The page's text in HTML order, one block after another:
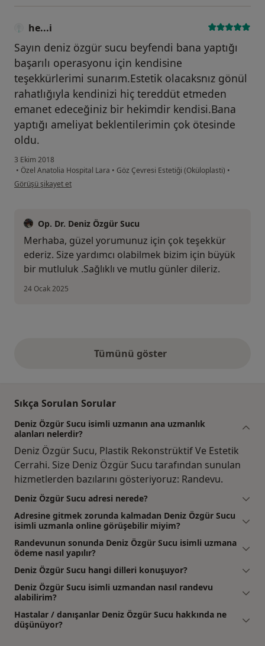
he...i
Sayın deniz özgür sucu beyfendi bana yaptığı
başarılı operasyonu için kendisine
teşekkürlerimi sunarım.Estetik olacaksnız gönül
rahatlığıyla kendinizi hiç tereddüt etmeden
emanet edeceğiniz bir hekimdir kendisi.Bana
yaptığı ameliyat beklentilerimin çok ötesinde
oldu.
3 Ekim 2018
• Özel Anatolia Hospital Lara • Göz Çevresi Estetiği (Oküloplasti) •
kullanıcının görüşüne göre he...i
Görüşü şikayet et
Op. Dr. Deniz Özgür Sucu
Merhaba, güzel yorumunuz için çok teşekkür
ederiz. Size yardımcı olabilmek bizim için büyük
bir mutluluk .Sağlıklı ve mutlu günler dileriz.
24 Ocak 2025
Tümünü gösteryukarıdaki görüşler
Sıkça Sorulan Sorular
Deniz Özgür Sucu isimli uzmanın ana uzmanlık
alanları nelerdir?
Deniz Özgür Sucu, Plastik Rekonstrüktif Ve Estetik
Cerrahi. Size Deniz Özgür Sucu tarafından sunulan
hizmetlerden bazılarını gösteriyoruz: Randevu.
Deniz Özgür Sucu adresi nerede?
Adresine gitmek zorunda kalmadan Deniz Özgür Sucu
isimli uzmanla online görüşebilir miyim?
Randevunun sonunda Deniz Özgür Sucu isimli uzmana
ödeme nasıl yapılır?
Deniz Özgür Sucu hangi dilleri konuşuyor?
Deniz Özgür Sucu isimli uzmandan nasıl randevu
alabilirim?
Hastalar / danışanlar Deniz Özgür Sucu hakkında ne
düşünüyor?